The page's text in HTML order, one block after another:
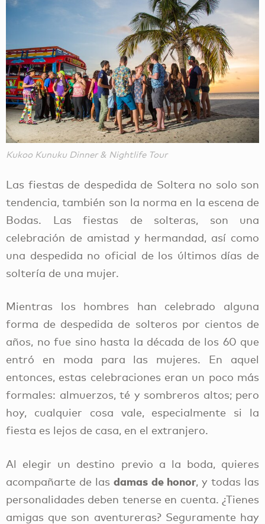
Kukoo Kunuku Dinner & Nightlife Tour
Las fiestas de despedida de Soltera no solo son
tendencia, también son la norma en la escena de
Bodas. Las fiestas de solteras, son una
celebración de amistad y hermandad, así como
una despedida no oficial de los últimos días de
soltería de una mujer.
Mientras los hombres han celebrado alguna
forma de despedida de solteros por cientos de
años, no fue sino hasta la década de los 60 que
entró en moda para las mujeres. En aquel
entonces, estas celebraciones eran un poco más
formales: almuerzos, té y sombreros altos; pero
hoy, cualquier cosa vale, especialmente si la
fiesta es lejos de casa, en el extranjero.
Al elegir un destino previo a la boda, quieres
acompañarte de lasdamas de honor, y todas las
personalidades deben tenerse en cuenta. ¿Tienes
amigas que son aventureras? Seguramente hay